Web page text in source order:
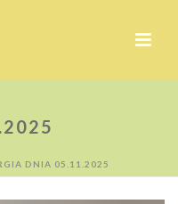
DNIA 05.11.2025